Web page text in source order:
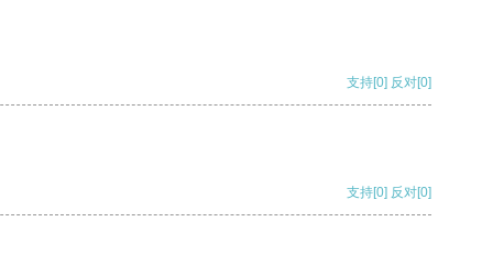
支持[0] 反对[0]
支持[0] 反对[0]